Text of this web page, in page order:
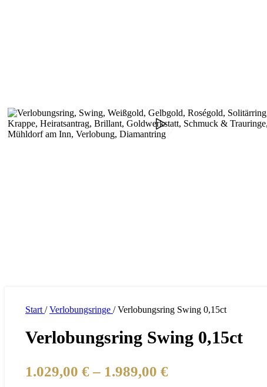
Start / Verlobungsringe / Verlobungsring Swing 0,15ct
Verlobungsring Swing 0,15ct
1.029,00 € – 1.989,00 €Preisspanne: